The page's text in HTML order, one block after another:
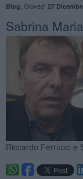
Blog Giovedì 27
Sabrina
Riccardo Ferrucci e